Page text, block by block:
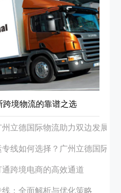
跨境物流的靠谱之选
立德国际物流助力双边发展
线如何选择？广州立德国际物
跨境电商的高效通道
：全面解析与优化策略